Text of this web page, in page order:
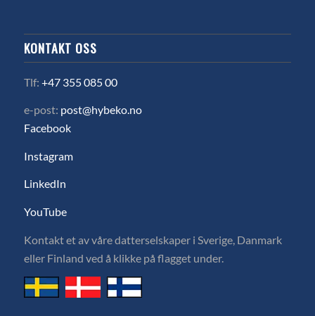
KONTAKT OSS
Tlf: +47 355 085 00
e-post: post@hybeko.no
Facebook
Instagram
LinkedIn
YouTube
Kontakt et av våre datterselskaper i Sverige, Danmark
eller Finland ved å klikke på flagget under.